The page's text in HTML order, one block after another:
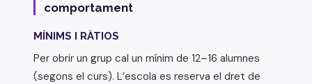
comportament
MÍNIMS I RÀTIOS
Per obrir un grup cal un mínim de 12–16 alumnes
(segons el curs). L’escola es reserva el dret de